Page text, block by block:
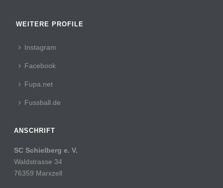
WEITERE PROFILE
Instagram
Facebook
Fupa.net
Fussball.de
ANSCHRIFT
SC Schielberg e. V.
Waldstrasse 34
76359 Marxzell